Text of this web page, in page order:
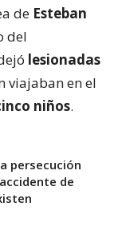
de Esteban
del
lesionadas
viajaban en el
niños.
persecución
de